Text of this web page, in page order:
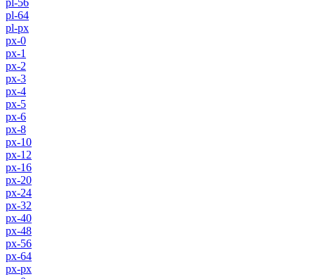
pl-64
pl-px
px-0
px-1
px-2
px-3
px-4
px-5
px-6
px-8
px-10
px-12
px-16
px-20
px-24
px-32
px-40
px-48
px-56
px-64
px-px